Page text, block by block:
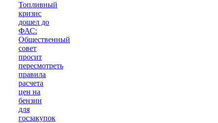
Топливный
кризис
дошел до
ФАС:
Общественный
совет
просит
пересмотреть
правила
расчета
цен на
бензин
для
госзакупок